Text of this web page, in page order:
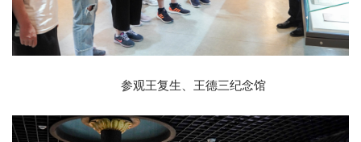
参观王复生、王德三纪念馆